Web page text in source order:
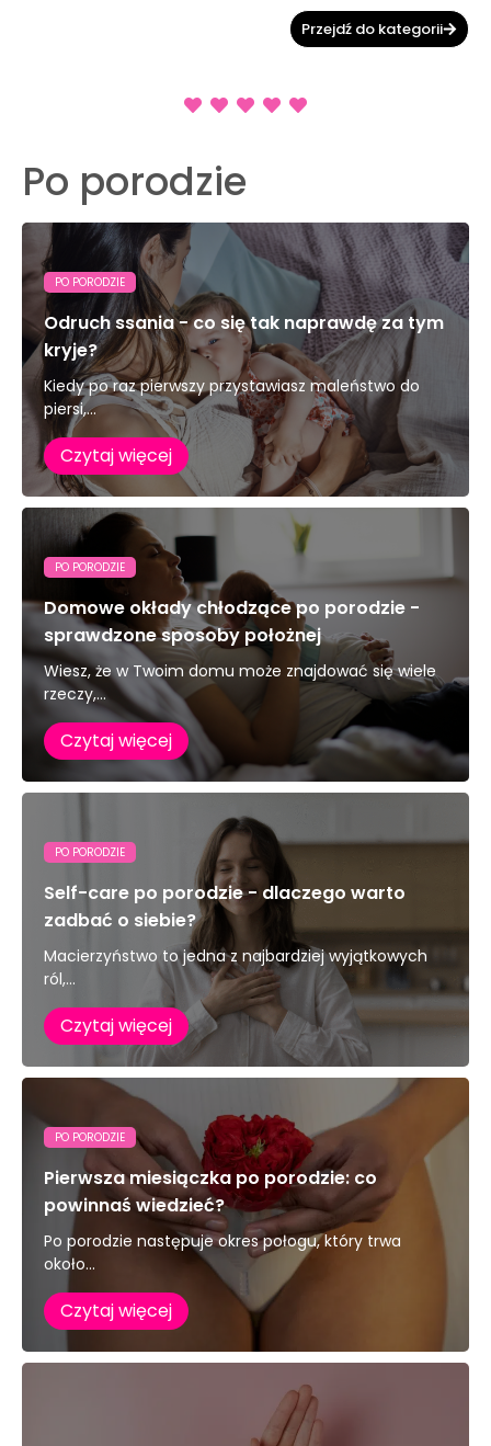
Przejdź do kategorii
Po porodzie
PO PORODZIE
Odruch ssania - co się tak naprawdę za tym
kryje?
Kiedy po raz pierwszy przystawiasz maleństwo do
piersi,...
Czytaj więcej
PO PORODZIE
Domowe okłady chłodzące po porodzie -
sprawdzone sposoby położnej
Wiesz, że w Twoim domu może znajdować się wiele
rzeczy,...
Czytaj więcej
PO PORODZIE
Self-care po porodzie - dlaczego warto
zadbać o siebie?
Macierzyństwo to jedna z najbardziej wyjątkowych
ról,...
Czytaj więcej
PO PORODZIE
Pierwsza miesiączka po porodzie: co
powinnaś wiedzieć?
Po porodzie następuje okres połogu, który trwa
około...
Czytaj więcej